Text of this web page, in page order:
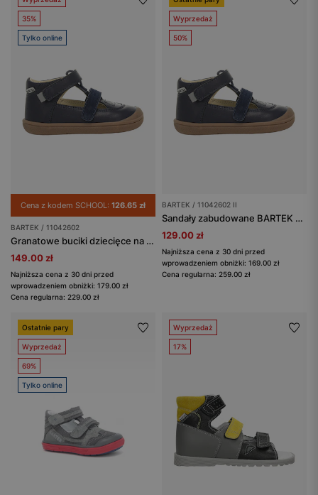
35%
Tylko online
Cena z kodem SCHOOL: 126.65 zł
BARTEK / 11042602
Granatowe buciki dziecięce na rzepy z gumową podeszwą BARTEK 11042602
149.00 zł
Najniższa cena z 30 dni przed
wprowadzeniem obniżki: 179.00 zł
Cena regularna: 229.00 zł
Wyprzedaż
50%
BARTEK / 11042602 II
Sandały zabudowane BARTEK 11042602 II, granatowy
129.00 zł
Najniższa cena z 30 dni przed
wprowadzeniem obniżki: 169.00 zł
Cena regularna: 259.00 zł
Ostatnie pary
Wyprzedaż
69%
Tylko online
Wyprzedaż
17%